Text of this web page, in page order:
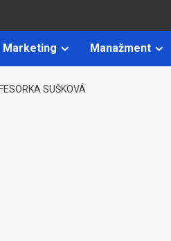
Marketing Manažment
SUŠKOVÁ